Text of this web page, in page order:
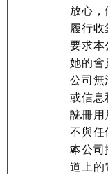
放心
履行
要求本
她的會
公司無
或信息
註冊用
不與任
本公司
道上的